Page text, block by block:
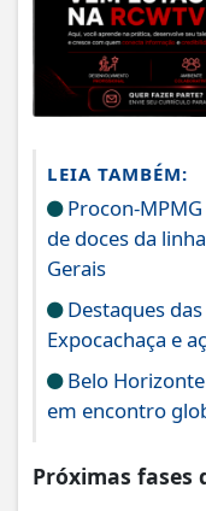
LEIA TAMBÉM:
Procon-
de doces da
Gerais
Destaques
Expocachaça e
Belo
em encontro
Próximas fases